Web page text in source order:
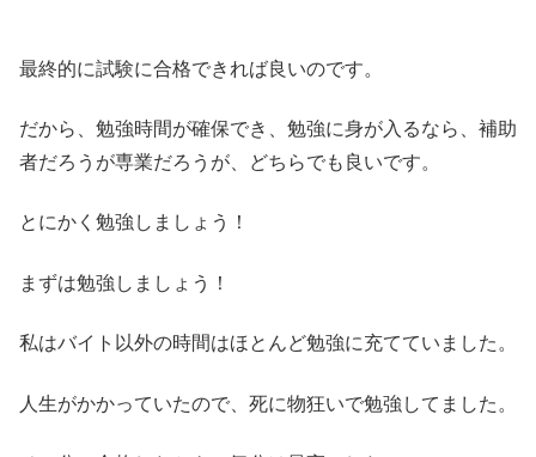
最終的に試験に合格できれば良いのです。
だから、勉強時間が確保でき、勉強に身が入るなら、補助
者だろうが専業だろうが、どちらでも良いです。
とにかく勉強しましょう！
まずは勉強しましょう！
私はバイト以外の時間はほとんど勉強に充てていました。
人生がかかっていたので、死に物狂いで勉強してました。